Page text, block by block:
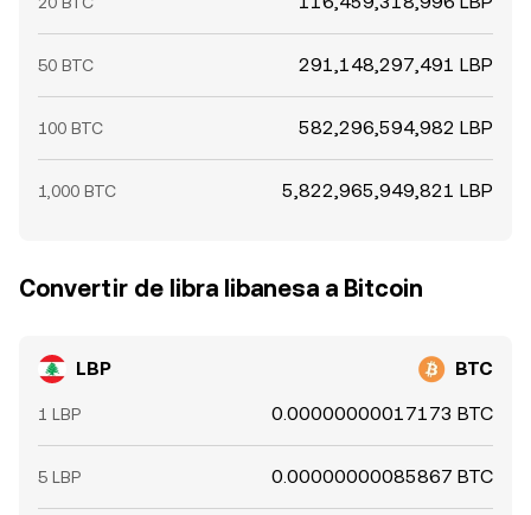
50 BTC 291,148,297,491 LBP
100 BTC 582,296,594,982 LBP
1,000 BTC 5,822,965,949,821 LBP
Convertir de libra libanesa a Bitcoin
LBP BTC
1 LBP 0.00000000017173 BTC
5 LBP 0.00000000085867 BTC